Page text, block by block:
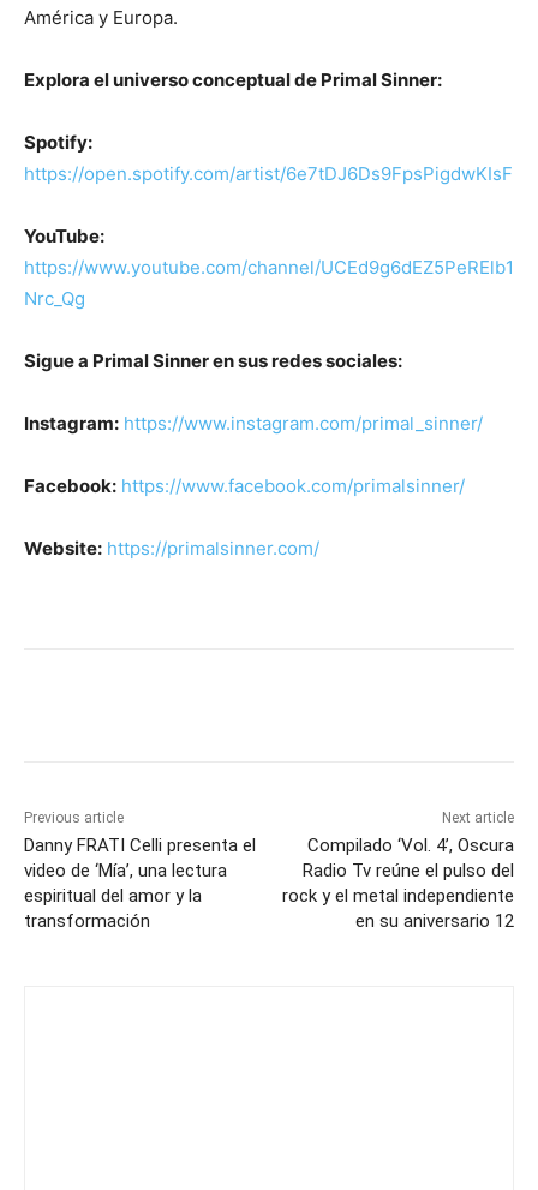
América y Europa.
Explora el universo conceptual de Primal Sinner:
Spotify:
https://open.spotify.com/artist/6e7tDJ6Ds9FpsPigdwKIsF
YouTube:
https://www.youtube.com/channel/UCEd9g6dEZ5PeRElb1
Nrc_Qg
Sigue a Primal Sinner en sus redes sociales:
Instagram: https://www.instagram.com/primal_sinner/
Facebook: https://www.facebook.com/primalsinner/
Website: https://primalsinner.com/
Previous article
Danny FRATI Celli presenta el
video de ‘Mía’, una lectura
espiritual del amor y la
transformación
Next article
Compilado ‘Vol. 4’, Oscura
Radio Tv reúne el pulso del
rock y el metal independiente
en su aniversario 12